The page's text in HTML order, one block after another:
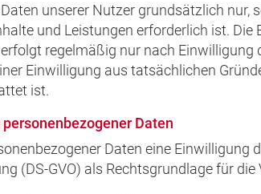
unserer Nutzer grundsätzlich nur,
und Leistungen erforderlich ist. Die
regelmäßig nur nach Einwilligung
Einwilligung aus tatsächlichen
ist.
Daten
Daten eine Einwilligung
(DS-GVO) als Rechtsgrundlage für